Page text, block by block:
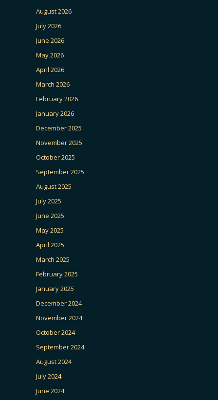
August 2026
July 2026
June 2026
May 2026
April 2026
March 2026
February 2026
January 2026
December 2025
November 2025
October 2025
September 2025
August 2025
July 2025
June 2025
May 2025
April 2025
March 2025
February 2025
January 2025
December 2024
November 2024
October 2024
September 2024
August 2024
July 2024
June 2024